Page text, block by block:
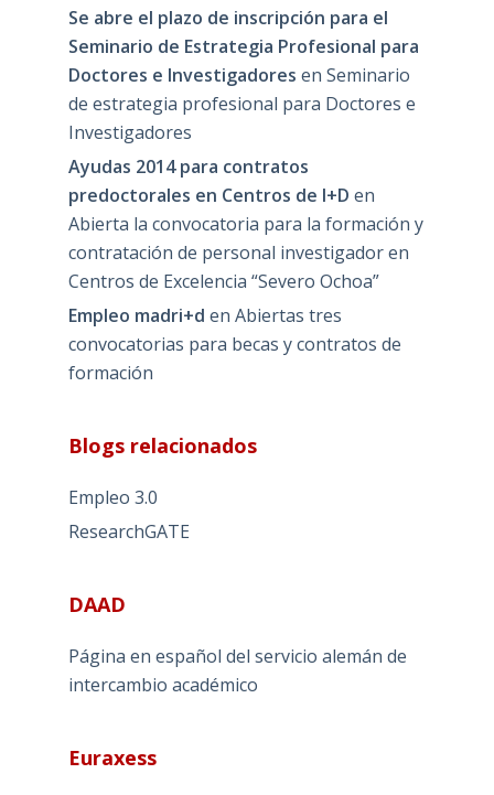
Se abre el plazo de inscripción para el
Seminario de Estrategia Profesional para
Doctores e Investigadores en Seminario
de estrategia profesional para Doctores e
Investigadores
Ayudas 2014 para contratos
predoctorales en Centros de I+D en
Abierta la convocatoria para la formación y
contratación de personal investigador en
Centros de Excelencia “Severo Ochoa”
Empleo madri+d en Abiertas tres
convocatorias para becas y contratos de
formación
Blogs relacionados
Empleo 3.0
ResearchGATE
DAAD
Página en español del servicio alemán de
intercambio académico
Euraxess